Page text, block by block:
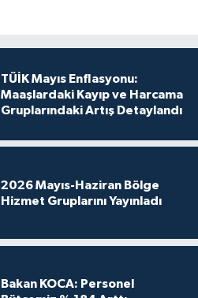
TÜİK Mayıs Enflasyonu:
Maaşlardaki Kayıp ve Harcama
Gruplarındaki Artış Detaylandı
2026 Mayıs-Haziran Bölge
Hizmet Gruplarını Yayınladı
Bakan KOCA: Personel